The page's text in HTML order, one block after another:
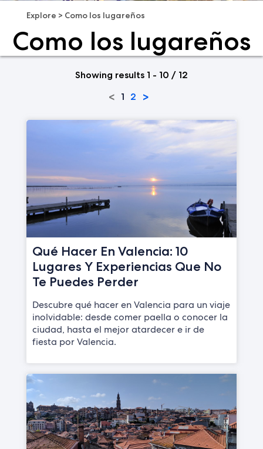
Explore > Como los lugareños
Como los lugareños
Showing results 1 - 10 / 12
< 1 2 >
Qué Hacer En Valencia: 10
Lugares Y Experiencias Que No
Te Puedes Perder
Descubre qué hacer en Valencia para un viaje
inolvidable: desde comer paella o conocer la
ciudad, hasta el mejor atardecer e ir de
fiesta por Valencia.